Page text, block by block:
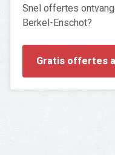
Zoeken
Snel offertes
Berkel-Enschot?
Gratis offertes